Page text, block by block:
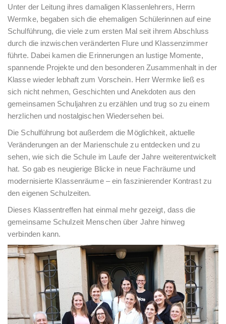
Unter der Leitung ihres damaligen Klassenlehrers, Herrn
Wermke, begaben sich die ehemaligen Schülerinnen auf eine
Schulführung, die viele zum ersten Mal seit ihrem Abschluss
durch die inzwischen veränderten Flure und Klassenzimmer
führte. Dabei kamen die Erinnerungen an lustige Momente,
spannende Projekte und den besonderen Zusammenhalt in der
Klasse wieder lebhaft zum Vorschein. Herr Wermke ließ es
sich nicht nehmen, Geschichten und Anekdoten aus den
gemeinsamen Schuljahren zu erzählen und trug so zu einem
herzlichen und nostalgischen Wiedersehen bei.
Die Schulführung bot außerdem die Möglichkeit, aktuelle
Veränderungen an der Marienschule zu entdecken und zu
sehen, wie sich die Schule im Laufe der Jahre weiterentwickelt
hat. So gab es neugierige Blicke in neue Fachräume und
modernisierte Klassenräume – ein faszinierender Kontrast zu
den eigenen Schulzeiten.
Dieses Klassentreffen hat einmal mehr gezeigt, dass die
gemeinsame Schulzeit Menschen über Jahre hinweg
verbinden kann.